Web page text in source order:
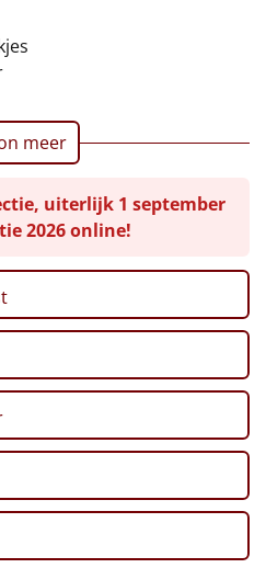
meer
uiterlijk 1 september
2026 online!